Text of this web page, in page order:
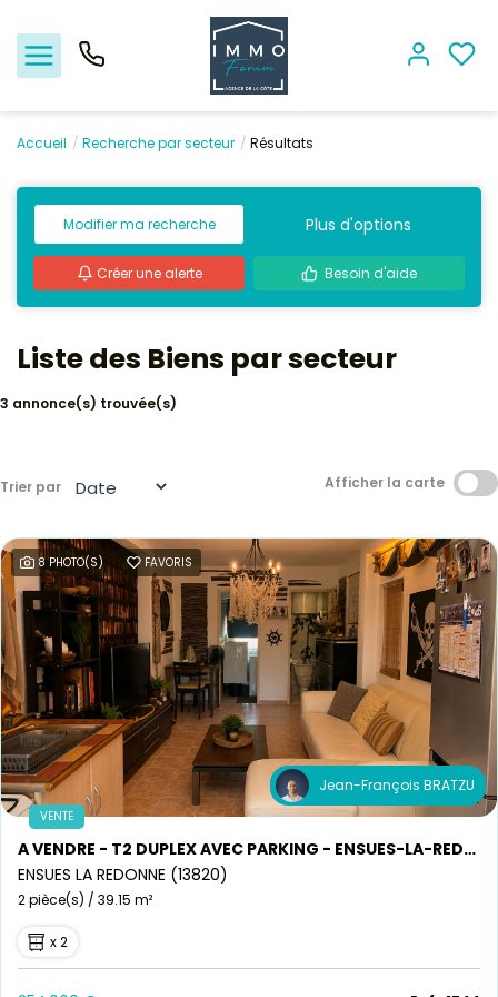
Nos offres
Vendre
Biens vendus
Location - Gestion
Estimation
Avis clients
Accueil Recherche par secteur Résultats
Modifier ma recherche Plus d'options
Créer une alerte Besoin d'aide
Liste des Biens par secteur
3 annonce(s) trouvée(s)
Trier par Afficher la carte
8 PHOTO(S) FAVORIS
Jean-François BRATZU
VENTE
A VENDRE - T2 DUPLEX AVEC PARKING - ENSUES-LA-REDONNE
ENSUES LA REDONNE (13820)
2 pièce(s) / 39.15 m²
x 2